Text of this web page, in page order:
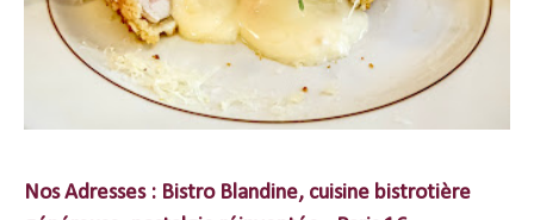
Nos Adresses : Bistro Blandine, cuisine bistrotière